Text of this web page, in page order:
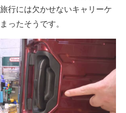
行には欠かせないキャリーケ
ったそうです。